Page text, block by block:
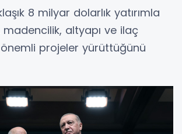
8 milyar dolarlık yatırımla
madencilik, altyapı ve ilaç
projeler yürüttüğünü